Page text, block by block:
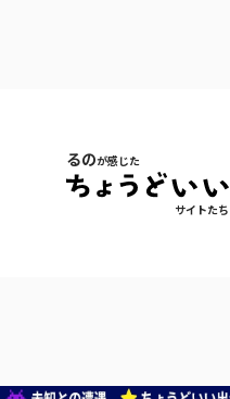
るのが感じた
サイトたち